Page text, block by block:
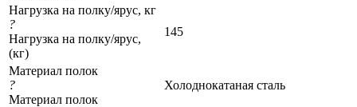
Нагрузка на полку/ярус, кг
?
Нагрузка на полку/ярус,
(кг)
145
Материал полок
?
Материал полок
Холоднокатаная сталь